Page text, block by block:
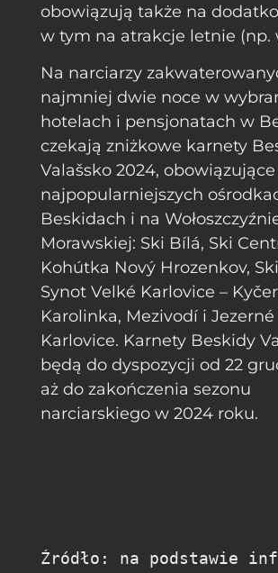
obowiązują także na
w tym na atrakcje letnie (np.
Na narciarzy
najmniej dwie noce w
hotelach i pensjonatach w
czekają zniżkowe karnety
Valašsko 2024,
najpopularniejszych
Beskidach i na
Morawskiej: Ski Bílá, Ski
Kohútka Nový Hrozenkov,
Synot Velké Karlovice –
Karolinka, Mezivodí i Jezerné
Karlovice. Karnety Beskidy
będą do dyspozycji od 22
aż do zakończenia sezonu
narciarskiego w 2024 roku.
Źródło: na podstawie